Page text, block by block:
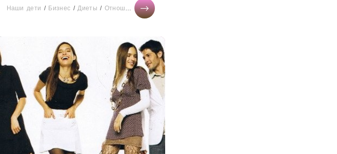
Мир женщины
получая зарплату, на небольшую...
Наши дети / Бизнес /Диеты / Отношения /Здоровье